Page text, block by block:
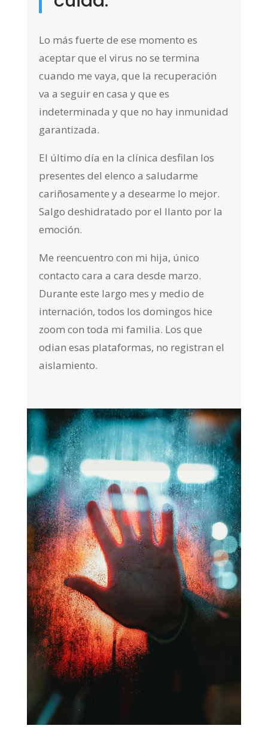
Lo más fuerte de ese momento es
aceptar que el virus no se termina
cuando me vaya, que la recuperación
va a seguir en casa y que es
indeterminada y que no hay inmunidad
garantizada.
El último día en la clínica desfilan los
presentes del elenco a saludarme
cariñosamente y a desearme lo mejor.
Salgo deshidratado por el llanto por la
emoción.
Me reencuentro con mi hija, único
contacto cara a cara desde marzo.
Durante este largo mes y medio de
internación, todos los domingos hice
zoom con toda mi familia. Los que
odian esas plataformas, no registran el
aislamiento.